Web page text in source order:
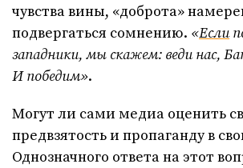
чувства вины, «доброта»
подвергаться сомнению. «Если
западники, мы скажем: веди нас,
И победим».
Могут ли сами медиа оценить
предвзятость и пропаганду в
Однозначного ответа на этот